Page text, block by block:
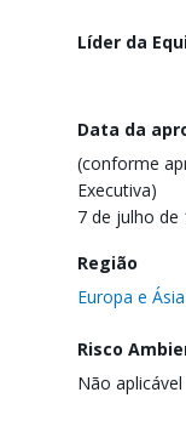
Líder da
Data da
(conforme
Executiva)
7 de julho de
Região
Europa e
Risco
Não aplicável